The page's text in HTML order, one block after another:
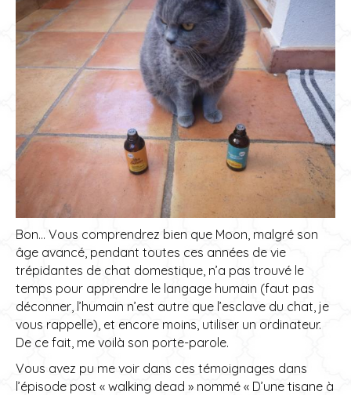
Bon… Vous comprendrez bien que Moon, malgré son
âge avancé, pendant toutes ces années de vie
trépidantes de chat domestique, n’a pas trouvé le
temps pour apprendre le langage humain (faut pas
déconner, l’humain n’est autre que l’esclave du chat, je
vous rappelle), et encore moins, utiliser un ordinateur.
De ce fait, me voilà son porte-parole.
Vous avez pu me voir dans ces témoignages dans
l’épisode post « walking dead » nommé « D’une tisane à